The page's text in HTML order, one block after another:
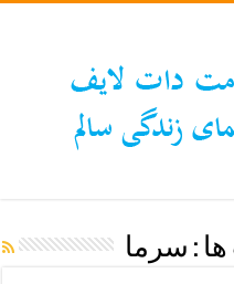
: سرما